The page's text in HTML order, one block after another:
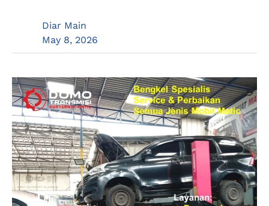
Diar Main
May 8, 2026